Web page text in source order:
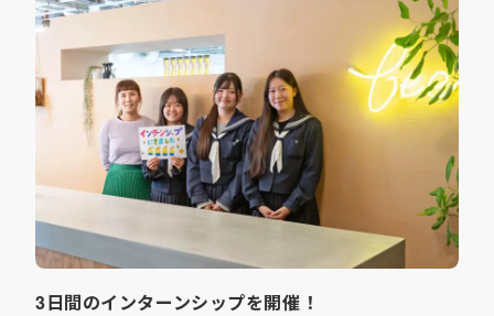
3日間のインターンシップを開催！